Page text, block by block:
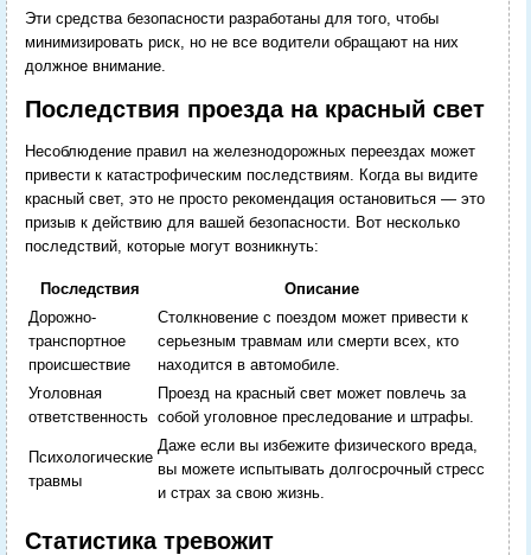
Эти средства безопасности разработаны для того, чтобы
минимизировать риск, но не все водители обращают на них
должное внимание.
Последствия проезда на красный свет
Несоблюдение правил на железнодорожных переездах может
привести к катастрофическим последствиям. Когда вы видите
красный свет, это не просто рекомендация остановиться — это
призыв к действию для вашей безопасности. Вот несколько
последствий, которые могут возникнуть:
Последствия
Описание
Дорожно-
транспортное
происшествие
Столкновение с поездом может привести к
серьезным травмам или смерти всех, кто
находится в автомобиле.
Уголовная
ответственность
Проезд на красный свет может повлечь за
собой уголовное преследование и штрафы.
Психологические
травмы
Даже если вы избежите физического вреда,
вы можете испытывать долгосрочный стресс
и страх за свою жизнь.
Статистика тревожит